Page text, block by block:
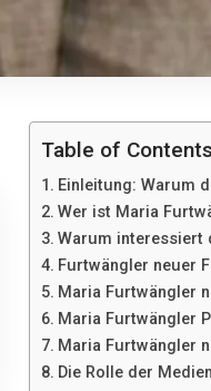
Table of Contents
Einleitung: Warum
Wer ist Maria
Warum interessiert
Furtwängler neuer
Maria Furtwängler
Maria Furtwängler
Maria Furtwängler
Die Rolle der